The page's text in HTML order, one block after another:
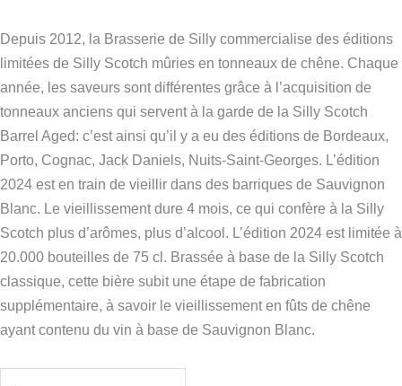
Depuis 2012, la Brasserie de Silly commercialise des éditions
limitées de Silly Scotch mûries en tonneaux de chêne. Chaque
année, les saveurs sont différentes grâce à l’acquisition de
tonneaux anciens qui servent à la garde de la Silly Scotch
Barrel Aged: c’est ainsi qu’il y a eu des éditions de Bordeaux,
Porto, Cognac, Jack Daniels, Nuits-Saint-Georges. L’édition
2024 est en train de vieillir dans des barriques de Sauvignon
Blanc. Le vieillissement dure 4 mois, ce qui confère à la Silly
Scotch plus d’arômes, plus d’alcool. L’édition 2024 est limitée à
20.000 bouteilles de 75 cl. Brassée à base de la Silly Scotch
classique, cette bière subit une étape de fabrication
supplémentaire, à savoir le vieillissement en fûts de chêne
ayant contenu du vin à base de Sauvignon Blanc.